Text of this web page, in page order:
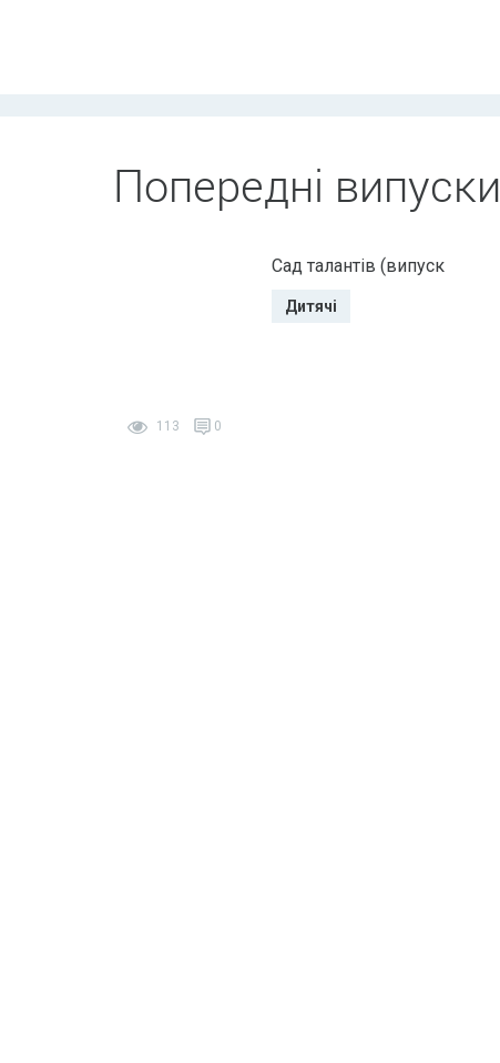
Попередні випуски
113 0
Сад талантів (випуск
Дитячі